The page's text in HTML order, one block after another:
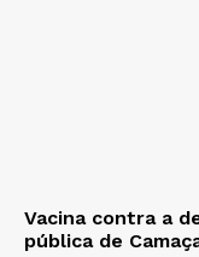
Vacina contra a
pública de